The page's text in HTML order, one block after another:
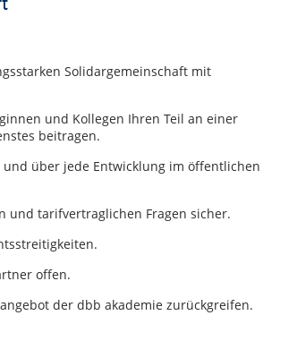
Solidargemeinschaft mit
und Kollegen Ihren Teil an einer
beitragen.
über jede Entwicklung im öffentlichen
und tarifvertraglichen Fragen sicher.
offen.
der dbb akademie zurückgreifen.